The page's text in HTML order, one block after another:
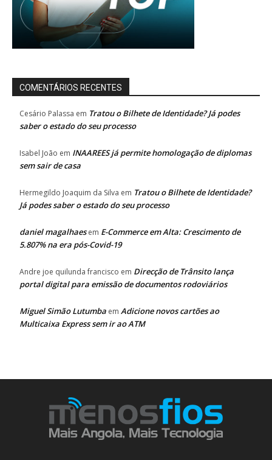
COMENTÁRIOS RECENTES
Cesário Palassa em Tratou o Bilhete de Identidade? Já podes
saber o estado do seu processo
Isabel João em INAAREES já permite homologação de diplomas
sem sair de casa
Hermegildo Joaquim da Silva em Tratou o Bilhete de Identidade?
Já podes saber o estado do seu processo
daniel magalhaesem E-Commerce em Alta: Crescimento de
5.807% na era pós-Covid-19
Andre joe quilunda francisco em Direcção de Trânsito lança
portal digital para emissão de documentos rodoviários
Miguel Simão Lutumba em Adicione novos cartões ao
Multicaixa Express sem ir ao ATM